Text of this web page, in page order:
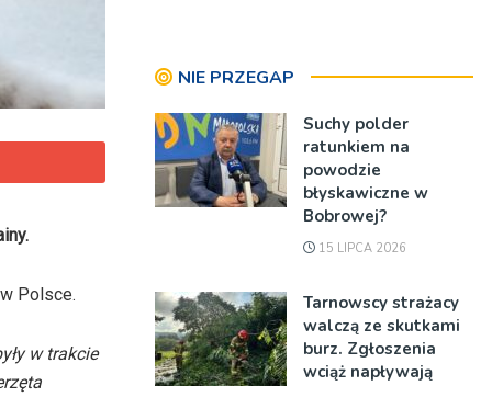
Polsce.
w trakcie
NIE PRZEGAP
Suchy polder
ratunkiem na
powodzie
błyskawiczne w
Bobrowej?
15 LIPCA 2026
Tarnowscy strażacy
walczą ze skutkami
burz. Zgłoszenia
wciąż napływają